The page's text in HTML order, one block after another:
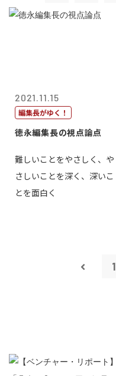
2021.11.15
編集長がゆく！
徳永編集長の視点論点
難しいことをやさしく、や
さしいことを深く、深いこ
とを面白く
1